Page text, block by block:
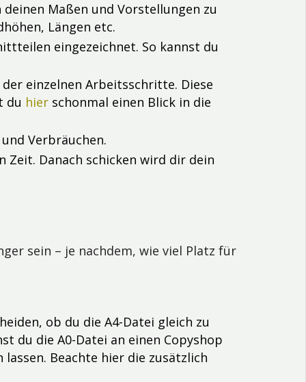
Maßen und Vorstellungen zu
Längen etc.
eingezeichnet. So kannst du
einzelnen Arbeitsschritte. Diese
du hier schonmal einen Blick in die
Verbräuchen.
Zeit. Danach schicken wird dir dein
sein – je nachdem, wie viel Platz für
ob du die A4-Datei gleich zu
du die A0-Datei an einen Copyshop
Beachte hier die zusätzlich